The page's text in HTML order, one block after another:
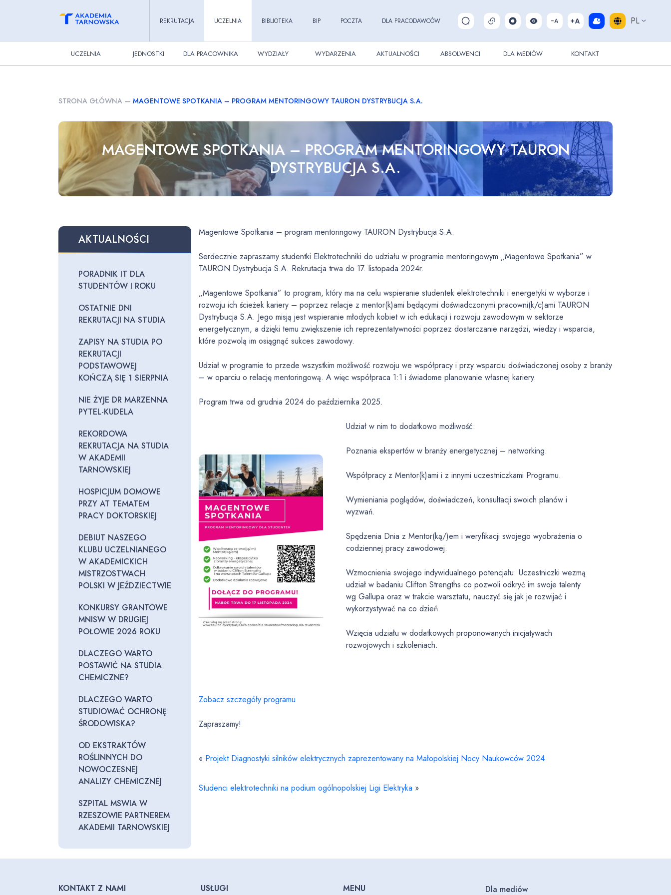
REKRUTACJA UCZELNIA BIBLIOTEKA BIP POCZTA DLA PRACODAWCÓW Pokaż/ukryj wyszukiwarkę PL
UCZELNIA JEDNOSTKI DLA PRACOWNIKA WYDZIAŁY WYDARZENIA AKTUALNOŚCI ABSOLWENCI DLA MEDIÓW KONTAKT
STRONA GŁÓWNA — MAGENTOWE SPOTKANIA – PROGRAM MENTORINGOWY TAURON DYSTRYBUCJA S.A.
MAGENTOWE SPOTKANIA – PROGRAM MENTORINGOWY TAURON
DYSTRYBUCJA S.A.
AKTUALNOŚCI
PORADNIK IT DLA
STUDENTÓW I ROKU
OSTATNIE DNI
REKRUTACJI NA STUDIA
ZAPISY NA STUDIA PO
REKRUTACJI
PODSTAWOWEJ
KOŃCZĄ SIĘ 1 SIERPNIA
NIE ŻYJE DR MARZENNA
PYTEL-KUDELA
REKORDOWA
REKRUTACJA NA STUDIA
W AKADEMII
TARNOWSKIEJ
HOSPICJUM DOMOWE
PRZY AT TEMATEM
PRACY DOKTORSKIEJ
DEBIUT NASZEGO
KLUBU UCZELNIANEGO
W AKADEMICKICH
MISTRZOSTWACH
POLSKI W JEŹDZIECTWIE
KONKURSY GRANTOWE
MNISW W DRUGIEJ
POŁOWIE 2026 ROKU
DLACZEGO WARTO
POSTAWIĆ NA STUDIA
CHEMICZNE?
DLACZEGO WARTO
STUDIOWAĆ OCHRONĘ
ŚRODOWISKA?
OD EKSTRAKTÓW
ROŚLINNYCH DO
NOWOCZESNEJ
ANALIZY CHEMICZNEJ
SZPITAL MSWIA W
RZESZOWIE PARTNEREM
AKADEMII TARNOWSKIEJ
Magentowe Spotkania – program mentoringowy TAURON Dystrybucja S.A.
Serdecznie zapraszamy studentki Elektrotechniki do udziału w programie mentoringowym „Magentowe Spotkania” w
TAURON Dystrybucja S.A. Rekrutacja trwa do 17. listopada 2024r.
„Magentowe Spotkania” to program, który ma na celu wspieranie studentek elektrotechniki i energetyki w wyborze i
rozwoju ich ścieżek kariery – poprzez relacje z mentor(k)ami będącymi doświadczonymi pracowni(k/c)ami TAURON
Dystrybucja S.A. Jego misją jest wspieranie młodych kobiet w ich edukacji i rozwoju zawodowym w sektorze
energetycznym, a dzięki temu zwiększenie ich reprezentatywności poprzez dostarczanie narzędzi, wiedzy i wsparcia,
które pozwolą im osiągnąć sukces zawodowy.
Udział w programie to przede wszystkim możliwość rozwoju we współpracy i przy wsparciu doświadczonej osoby z branży
– w oparciu o relację mentoringową. A więc współpraca 1:1 i świadome planowanie własnej kariery.
Program trwa od grudnia 2024 do października 2025.
Udział w nim to dodatkowo możliwość:
Poznania ekspertów w branży energetycznej – networking.
Współpracy z Mentor(k)ami i z innymi uczestniczkami Programu.
Wymieniania poglądów, doświadczeń, konsultacji swoich planów i
wyzwań.
Spędzenia Dnia z Mentor(ką/)em i weryfikacji swojego wyobrażenia o
codziennej pracy zawodowej.
Wzmocnienia swojego indywidualnego potencjału. Uczestniczki wezmą
udział w badaniu Clifton Strengths co pozwoli odkryć im swoje talenty
wg Gallupa oraz w trakcie warsztatu, nauczyć się jak je rozwijać i
wykorzystywać na co dzień.
Wzięcia udziału w dodatkowych proponowanych inicjatywach
rozwojowych i szkoleniach.
Zobacz szczegóły programu
Zapraszamy!
« Projekt Diagnostyki silników elektrycznych zaprezentowany na Małopolskiej Nocy Naukowców 2024
Studenci elektrotechniki na podium ogólnopolskiej Ligi Elektryka »
KONTAKT Z NAMI USŁUGI MENU Dla mediów